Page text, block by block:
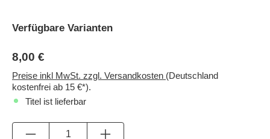
Verfügbare Varianten
8,00 €
Preise inkl MwSt. zzgl. Versandkosten (Deutschland
kostenfrei ab 15 €*).
Titel ist lieferbar
Anzahl